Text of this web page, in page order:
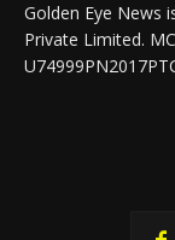
Golden Eye News
Private Limited.